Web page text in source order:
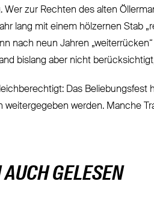
zur Rechten des alten
lang mit einem hölzernen Stab
nach neun Jahren
bislang aber nicht
Das Beliebungsfest
weitergegeben werden. Manche
GELESEN